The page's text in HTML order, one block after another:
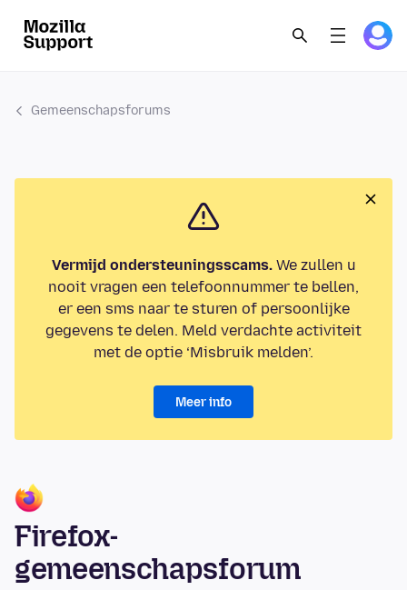
Gemeenschapsforums
Vermijd ondersteuningsscams.We zullen u
nooit vragen een telefoonnummer te bellen,
er een sms naar te sturen of persoonlijke
gegevens te delen. Meld verdachte activiteit
met de optie ‘Misbruik melden’.
Meer info
Firefox-
gemeenschapsforum